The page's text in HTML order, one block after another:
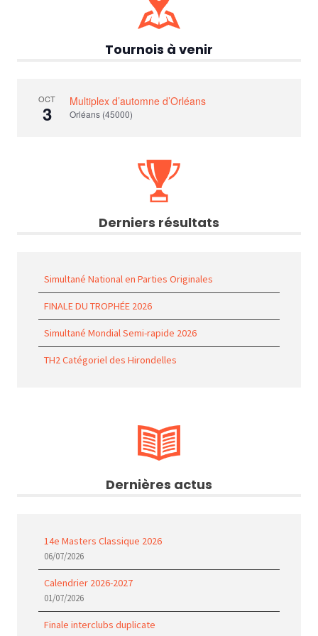
Tournois à venir
OCT
3
Multiplex d’automne d’Orléans
Orléans (45000)
Derniers résultats
Simultané National en Parties Originales
FINALE DU TROPHÉE 2026
Simultané Mondial Semi-rapide 2026
TH2 Catégoriel des Hirondelles
Dernières actus
14e Masters Classique 2026
06/07/2026
Calendrier 2026-2027
01/07/2026
Finale interclubs duplicate